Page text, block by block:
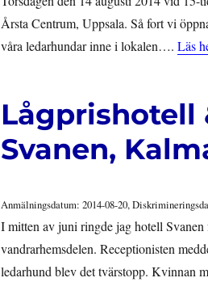
Årsta Centrum, Uppsala. Så fort vi
våra ledarhundar inne i lokalen…. Läs
Lågprishotell
Svanen,
Anmälningsdatum: 2014-08-20,
I mitten av juni ringde jag hotell
vandrarhemsdelen. Receptionisten
ledarhund blev det tvärstopp. Kvinnan